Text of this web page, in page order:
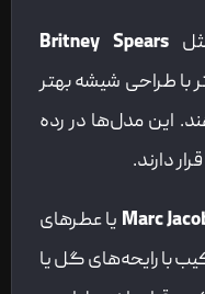
Britney Spears
با طراحی شیشه بهتر
این مدل‌ها در رده
دارند.
Marc یا عطرهای
با رایحه‌های گل یا